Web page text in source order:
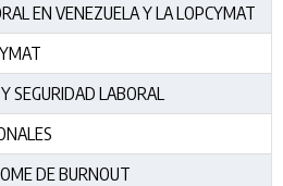
EN VENEZUELA Y LA LOPCYMAT
SEGURIDAD LABORAL
DE BURNOUT